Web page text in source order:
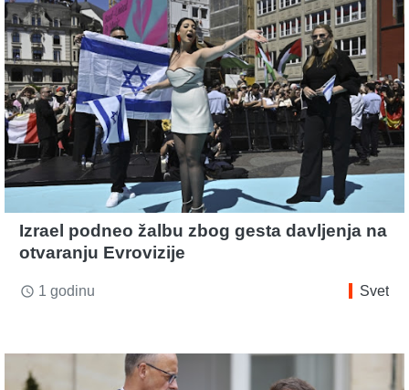
Izrael podneo žalbu zbog gesta davljenja na
otvaranju Evrovizije
access_time 1 godinu Svet